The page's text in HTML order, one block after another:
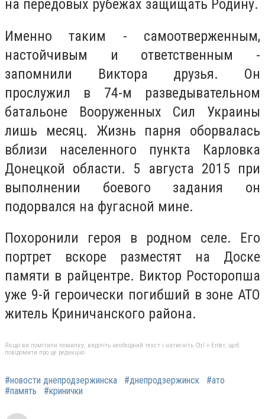
на передовых рубежах защищать Родину.
Именно таким - самоотверженным,
настойчивым и ответственным -
запомнили Виктора друзья. Он
прослужил в 74-м разведывательном
батальоне Вооруженных Сил Украины
лишь месяц. Жизнь парня оборвалась
вблизи населенного пункта Карловка
Донецкой области. 5 августа 2015 при
выполнении боевого задания он
подорвался на фугасной мине.
Похоронили героя в родном селе. Его
портрет вскоре разместят на Доске
памяти в райцентре. Виктор Росторопша
уже 9-й героически погибший в зоне АТО
житель Криничанского района.
Якщо ви помітили помилку, виділіть необхідний текст і натисніть Ctrl + Enter, щоб
повідомити про це редакцію
#новости днепродзержинска #днепродзержинск
#ато
#память
#кринички